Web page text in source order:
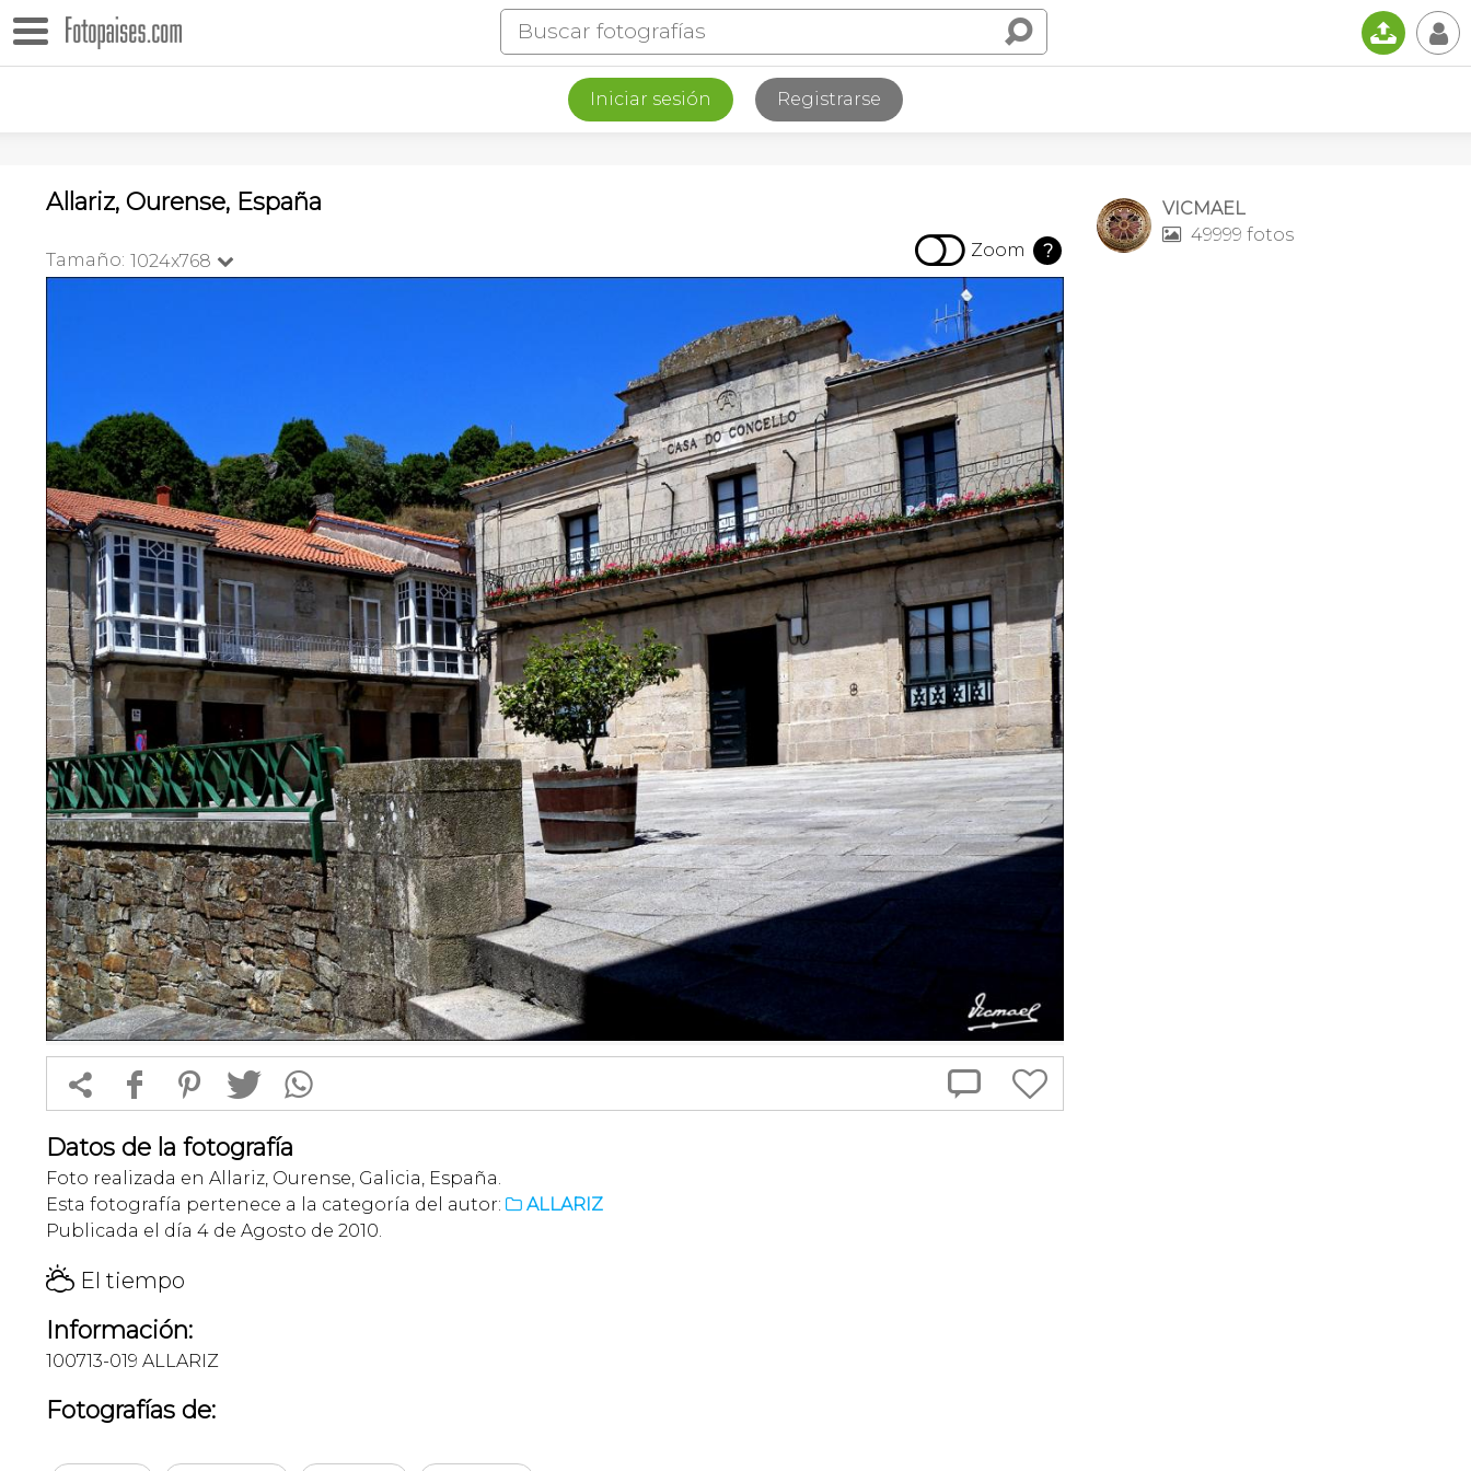
📤 👤
Iniciar sesión Registrarse
Allariz, Ourense, España
Tamaño: 1024x768   Zoom ?
 f 1 T  
Datos de la fotografía
Foto realizada en Allariz, Ourense, Galicia, España.
Esta fotografía pertenece a la categoría del autor:  ALLARIZ
Publicada el día 4 de Agosto de 2010.
H El tiempo
Información:
100713-019 ALLARIZ
Fotografías de:
VICMAEL
 49999 fotos